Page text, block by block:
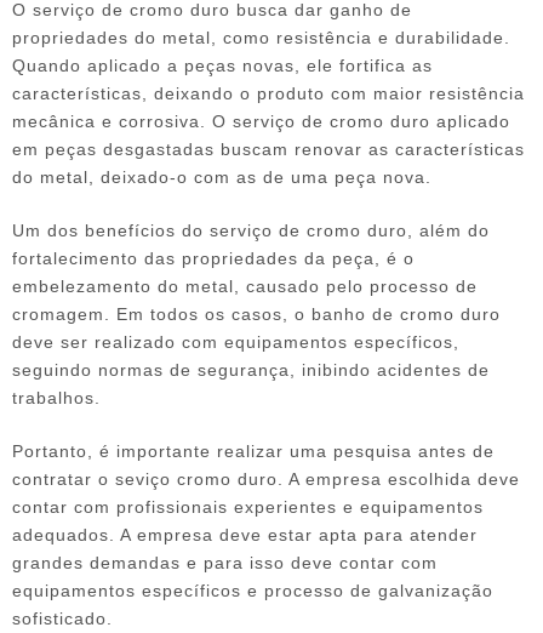
O serviço de cromo duro busca dar ganho de
propriedades do metal, como resistência e durabilidade.
Quando aplicado a peças novas, ele fortifica as
características, deixando o produto com maior resistência
mecânica e corrosiva. O serviço de cromo duro aplicado
em peças desgastadas buscam renovar as características
do metal, deixado-o com as de uma peça nova.
Um dos benefícios do serviço de cromo duro , além do
fortalecimento das propriedades da peça, é o
embelezamento do metal, causado pelo processo de
cromagem. Em todos os casos, o banho de cromo duro
deve ser realizado com equipamentos específicos,
seguindo normas de segurança, inibindo acidentes de
trabalhos.
Portanto, é importante realizar uma pesquisa antes de
contratar o seviço cromo duro. A empresa escolhida deve
contar com profissionais experientes e equipamentos
adequados. A empresa deve estar apta para atender
grandes demandas e para isso deve contar com
equipamentos específicos e processo de galvanização
sofisticado.